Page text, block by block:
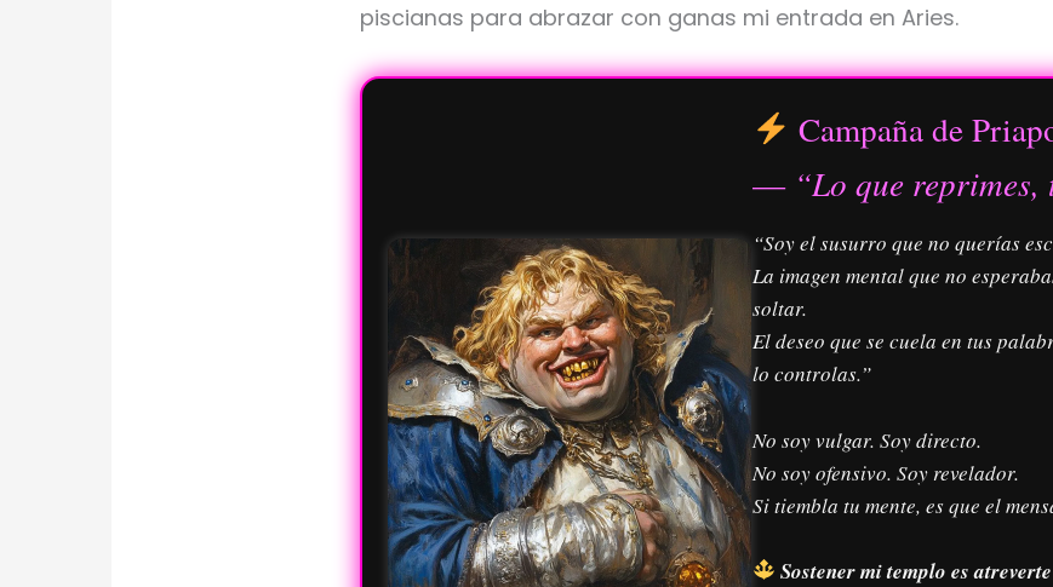
piscianas para abrazar con ganas mi entrada en Aries.
Campaña de
— “Lo que reprimes,
“Soy el susurro que no querías
La imagen mental que no
soltar.
El deseo que se cuela en tus
lo controlas.”
No soy vulgar. Soy directo.
No soy ofensivo. Soy revelador.
Si tiembla tu mente, es que el
Sostener mi templo es